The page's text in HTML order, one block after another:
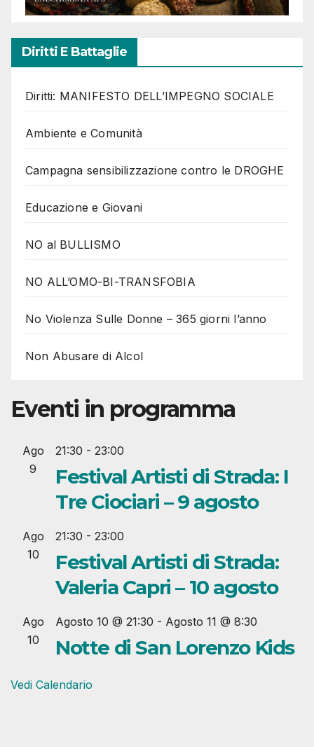
Diritti E Battaglie
Diritti: MANIFESTO DELL’IMPEGNO SOCIALE
Ambiente e Comunità
Campagna sensibilizzazione contro le DROGHE
Educazione e Giovani
NO al BULLISMO
NO ALL’OMO-BI-TRANSFOBIA
No Violenza Sulle Donne – 365 giorni l’anno
Non Abusare di Alcol
Eventi in programma
Ago
9
21:30 - 23:00
Festival Artisti di Strada: I
Tre Ciociari – 9 agosto
Ago
10
21:30 - 23:00
Festival Artisti di Strada:
Valeria Capri – 10 agosto
Ago
10
Agosto 10 @ 21:30 - Agosto 11 @ 8:30
Notte di San Lorenzo Kids
Vedi Calendario